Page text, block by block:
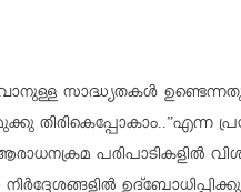
സാദ്ധ്യതകൾ
തിരികെപ്പോകാം..”എന്ന
പരിപാടികളിൽ